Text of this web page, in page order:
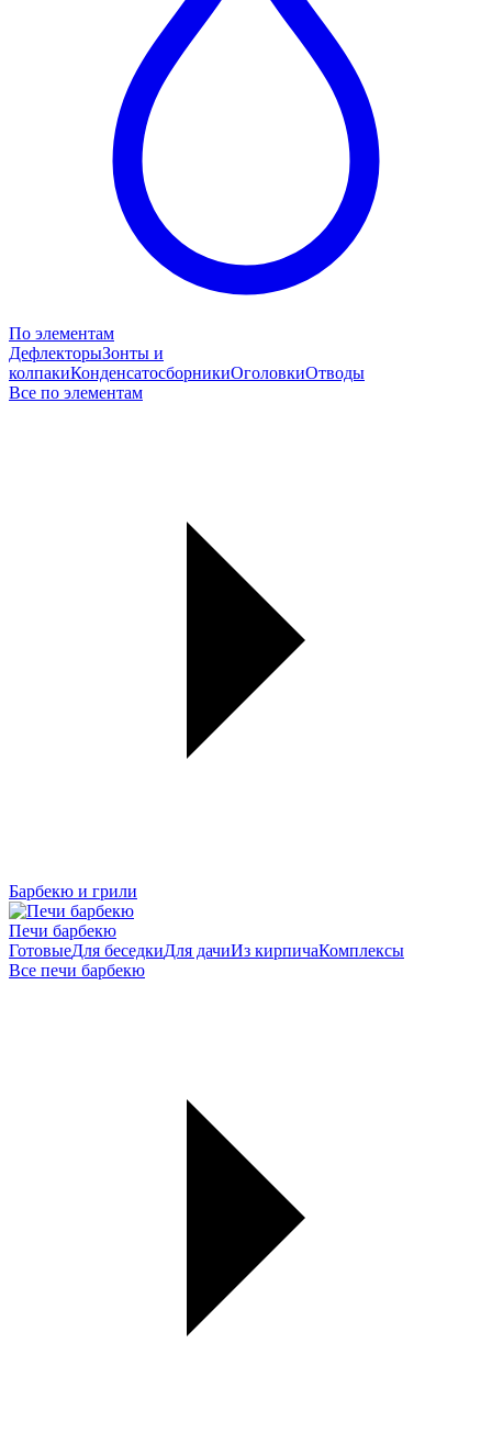
По элементам
ДефлекторыЗонты и
колпакиКонденсатосборникиОголовкиОтводы
Все по элементам
Барбекю и грили
Печи барбекю
ГотовыеДля беседкиДля дачиИз кирпичаКомплексы
Все печи барбекю